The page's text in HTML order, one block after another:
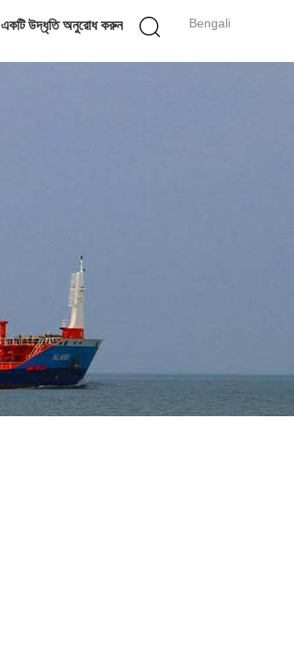
Bengali
একটি উদ্ধৃতি অনুরোধ করুন